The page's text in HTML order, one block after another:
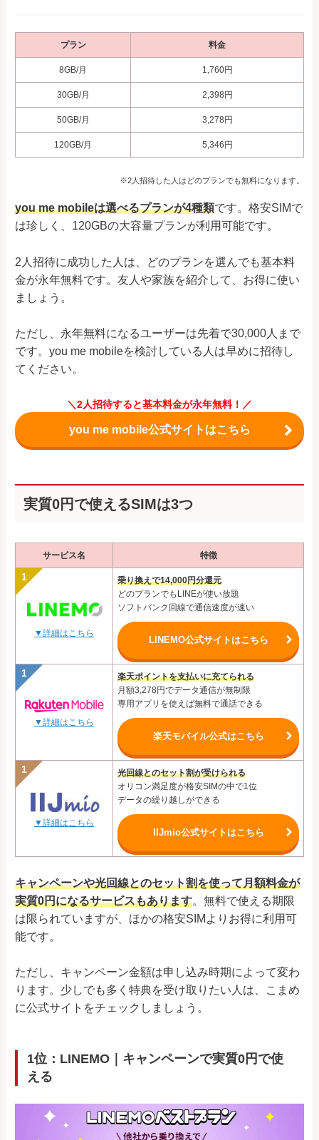
プラン 料金
8GB/月 1,760円
30GB/月 2,398円
50GB/月 3,278円
120GB/月 5,346円
※2人招待した人はどのプランでも無料になります。
you me mobileは選べるプランが4種類です。格安SIMで
は珍しく、120GBの大容量プランが利用可能です。
2人招待に成功した人は、どのプランを選んでも基本料
金が永年無料です。友人や家族を紹介して、お得に使い
ましょう。
ただし、永年無料になるユーザーは先着で30,000人まで
です。you me mobileを検討している人は早めに招待し
てください。
＼2人招待すると基本料金が永年無料！／
you me mobile公式サイトはこちら
実質0円で使えるSIMは3つ
サービス名 特徴
▼詳細はこちら
乗り換えで14,000円分還元
どのプランでもLINEが使い放題
ソフトバンク回線で通信速度が速い
LINEMO公式サイトはこちら
▼詳細はこちら
楽天ポイントを支払いに充てられる
月額3,278円でデータ通信が無制限
専用アプリを使えば無料で通話できる
楽天モバイル公式はこちら
▼詳細はこちら
光回線とのセット割が受けられる
オリコン満足度が格安SIMの中で1位
データの繰り越しができる
IIJmio公式サイトはこちら
キャンペーンや光回線とのセット割を使って月額料金が
実質0円になるサービスもあります。無料で使える期限
は限られていますが、ほかの格安SIMよりお得に利用可
能です。
ただし、キャンペーン金額は申し込み時期によって変わ
ります。少しでも多く特典を受け取りたい人は、こまめ
に公式サイトをチェックしましょう。
1位：LINEMO｜キャンペーンで実質0円で使
える